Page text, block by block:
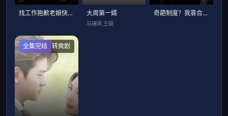
找工作抱歉老娘快成仙了 大周第一婿
马瑞泽,王硕
奇葩制度？我靠合规逆风翻盘
反转爽剧
全集完结